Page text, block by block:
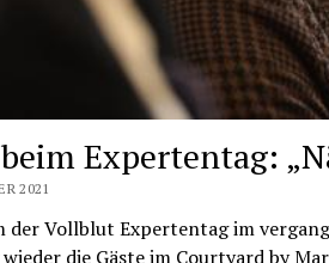
Expertentag:
2021
der Vollblut Expertentag im
die Gäste im Courtyard by